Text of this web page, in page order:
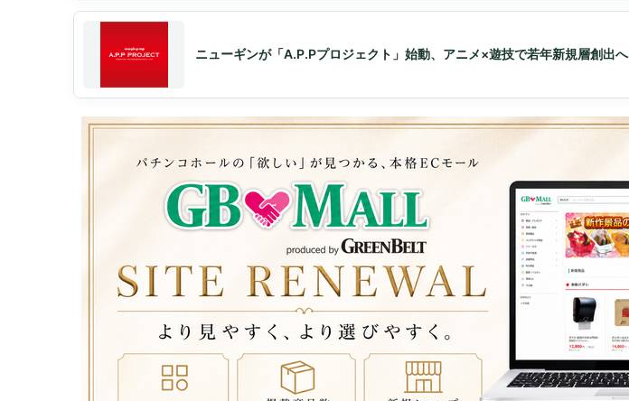
ニューギンが「A.P.Pプロジェクト」始動、アニメ×遊技で若年新規層創出へ